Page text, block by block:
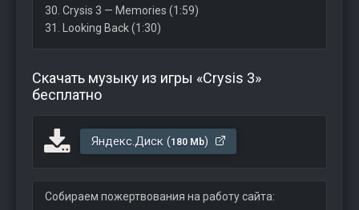
30. Crysis 3 — Memories (1:59)
31. Looking Back (1:30)
Скачать музыку из игры «Crysis 3»
бесплатно
Яндекс.Диск (180 Mb)
Собираем пожертвования на работу сайта: